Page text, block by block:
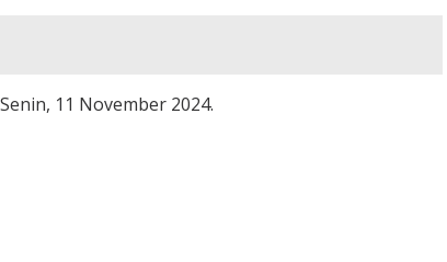
11 November 2024.